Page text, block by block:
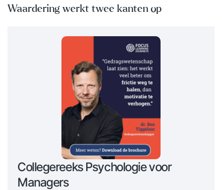
Waardering werkt twee kanten op
Collegereeks Psychologie voor
Managers